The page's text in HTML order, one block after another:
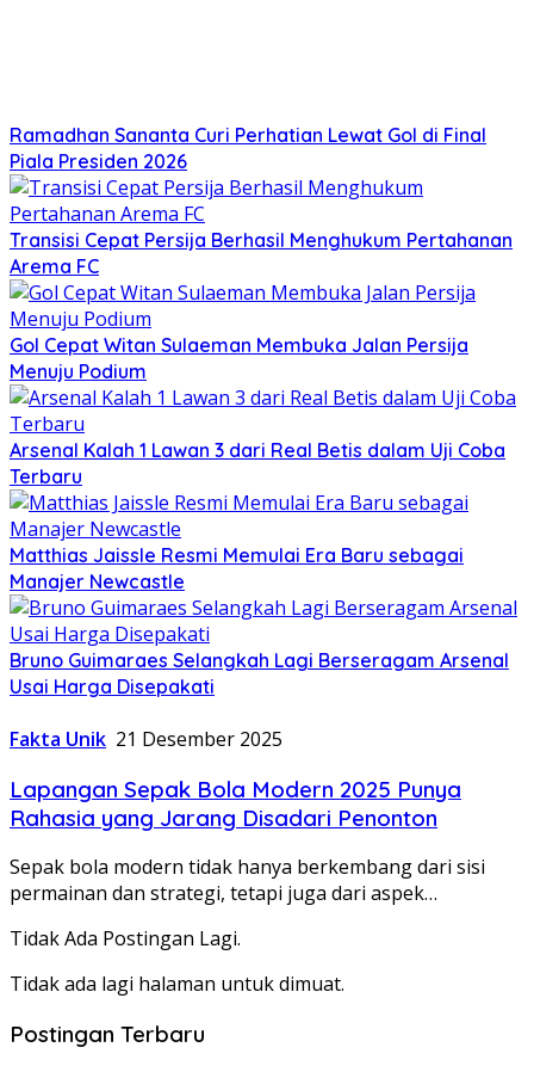
Ramadhan Sananta Curi Perhatian Lewat Gol di Final
Piala Presiden 2026
Transisi Cepat Persija Berhasil Menghukum Pertahanan
Arema FC
Gol Cepat Witan Sulaeman Membuka Jalan Persija
Menuju Podium
Arsenal Kalah 1 Lawan 3 dari Real Betis dalam Uji Coba
Terbaru
Matthias Jaissle Resmi Memulai Era Baru sebagai
Manajer Newcastle
Bruno Guimaraes Selangkah Lagi Berseragam Arsenal
Usai Harga Disepakati
Fakta Unik 21 Desember 2025
Lapangan Sepak Bola Modern 2025 Punya
Rahasia yang Jarang Disadari Penonton
Sepak bola modern tidak hanya berkembang dari sisi
permainan dan strategi, tetapi juga dari aspek…
Tidak Ada Postingan Lagi.
Tidak ada lagi halaman untuk dimuat.
Postingan Terbaru